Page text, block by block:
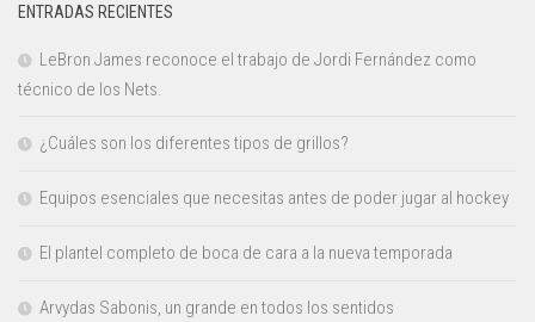
ENTRADAS RECIENTES
LeBron James reconoce el trabajo de Jordi Fernández como
técnico de los Nets.
¿Cuáles son los diferentes tipos de grillos?
Equipos esenciales que necesitas antes de poder jugar al hockey
El plantel completo de boca de cara a la nueva temporada
Arvydas Sabonis, un grande en todos los sentidos